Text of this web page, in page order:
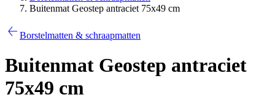
Buitenmat Geostep antraciet 75x49 cm
Borstelmatten & schraapmatten
Buitenmat Geostep antraciet
75x49 cm